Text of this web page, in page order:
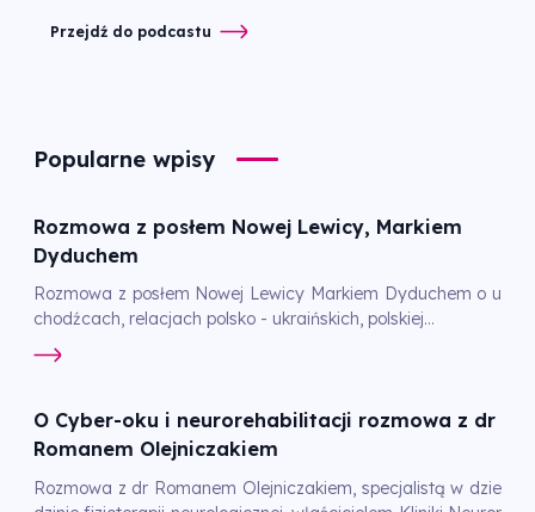
Przejdź do podcastu
Popularne wpisy
Rozmowa z posłem Nowej Lewicy, Markiem
Dyduchem
Rozmowa z posłem Nowej Lewicy Markiem Dyduchem o u
chodźcach, relacjach polsko - ukraińskich, polskiej...
O Cyber-oku i neurorehabilitacji rozmowa z dr
Romanem Olejniczakiem
Rozmowa z dr Romanem Olejniczakiem, specjalistą w dzie